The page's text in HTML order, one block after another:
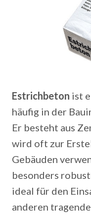
Estrichbeton ist
häufig in der
Er besteht aus
wird oft zur
Gebäuden
besonders
ideal für den
anderen